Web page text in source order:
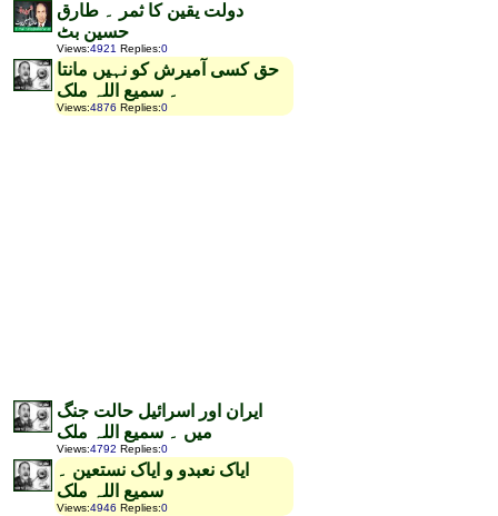
دولت یقین کا ثمر ۔ طارق
حسین بٹ
Views:4921 Replies:0
حق کسی آمیرش کو نہیں مانتا
۔ سمیع اللہ ملک
Views:4876 Replies:0
ایران اور اسرائیل حالت جنگ
میں ۔ سمیع اللہ ملک
Views:4792 Replies:0
ایاک نعبدو و ایاک نستعین ۔
سمیع اللہ ملک
Views:4946 Replies:0